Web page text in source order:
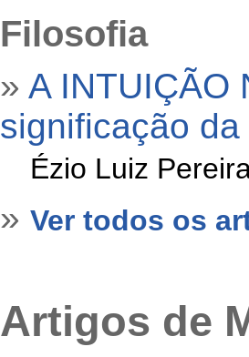
Filosofia
» A INTUIÇÃO
significação
Ézio Luiz
» Ver todos os
Artigos de